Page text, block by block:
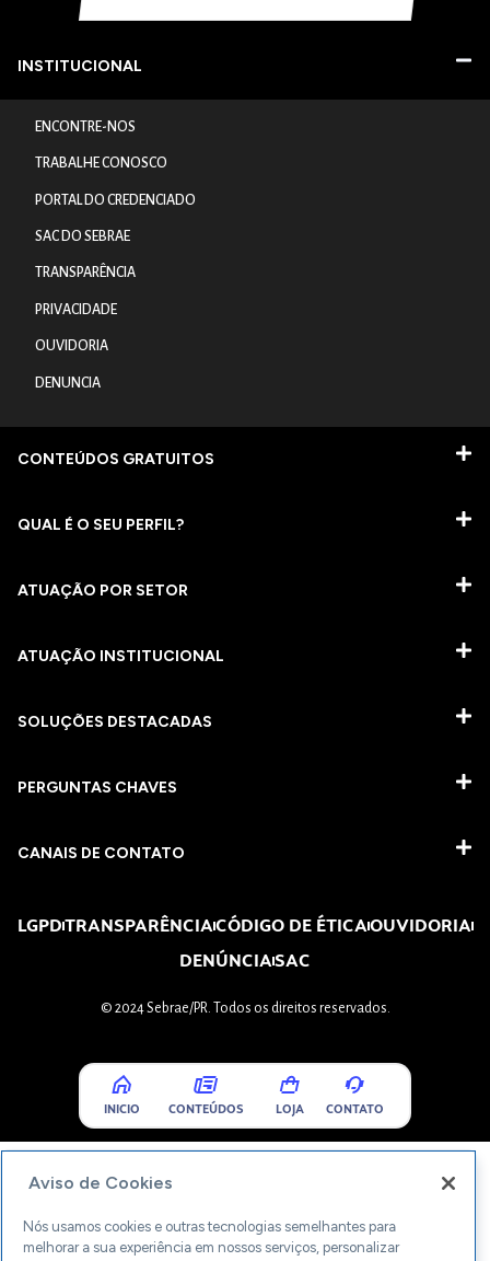
INSTITUCIONAL
ENCONTRE-NOS
TRABALHE CONOSCO
PORTAL DO CREDENCIADO
SAC DO SEBRAE
TRANSPARÊNCIA
PRIVACIDADE
OUVIDORIA
DENUNCIA
CONTEÚDOS GRATUITOS
QUAL É O SEU PERFIL?
ATUAÇÃO POR SETOR
ATUAÇÃO INSTITUCIONAL
SOLUÇÕES DESTACADAS
PERGUNTAS CHAVES​
CANAIS DE CONTATO
LGPDTRANSPARÊNCIACÓDIGO DE ÉTICAOUVIDORIA
DENÚNCIASAC
© 2024 Sebrae/PR. Todos os direitos reservados.
INICIO CONTEÚDOS LOJA CONTATO
Aviso de Cookies
Nós usamos cookies e outras tecnologias semelhantes para
melhorar a sua experiência em nossos serviços, personalizar